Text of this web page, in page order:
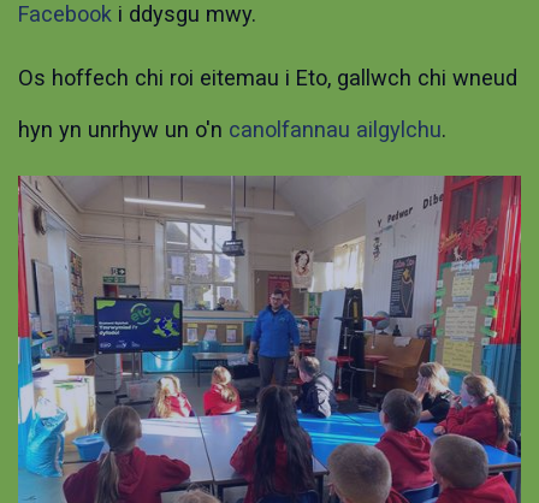
Facebook i ddysgu mwy.
Os hoffech chi roi eitemau i Eto, gallwch chi wneud
hyn yn unrhyw un o'n canolfannau ailgylchu.